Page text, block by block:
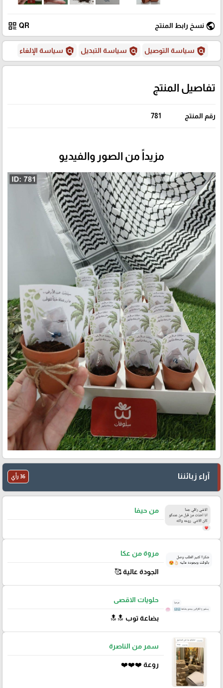
public نسخ رابط المنتج QR
qr_code
policy سياسة التوصيل policy سياسة التبديل policy سياسة الإلغاء
تفاصيل المنتج
رقم المنتج 781
مزيداً من الصور والفيديو
آراء زبائننا 36 رأي
من حيفا
مروة من عكا
الجودة عالية 🥰
حلويات الاقصى
بضاعة توب 🔝🔝
سمر من الناصرة
روعة ❤️❤️❤️